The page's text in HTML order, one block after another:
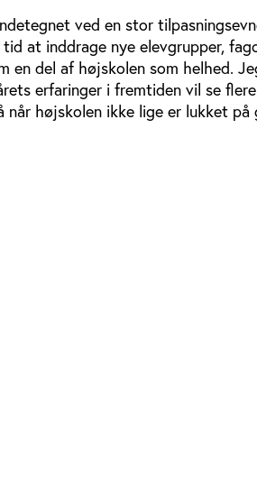
ved en stor
at inddrage nye elevgrupper,
en del af højskolen som helhed.
erfaringer i fremtiden vil se
højskolen ikke lige er lukket på